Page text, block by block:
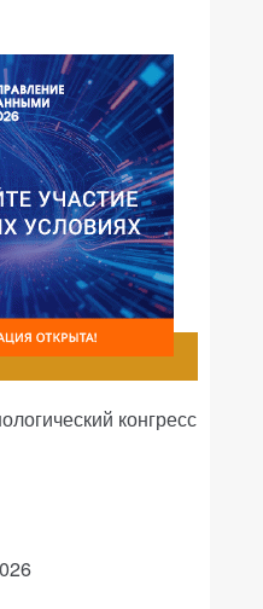
конгресс